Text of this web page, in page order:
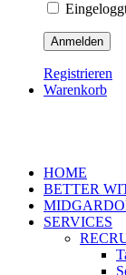
Registrieren
Warenkorb
HOME
BETTER
SERVICES